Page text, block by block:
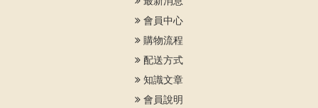
會員中心
購物流程
配送方式
知識文章
會員說明